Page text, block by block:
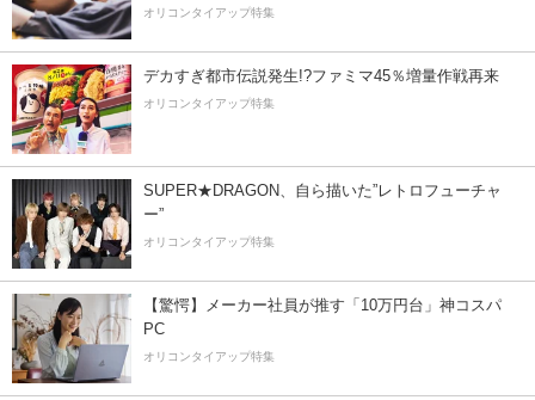
オリコンタイアップ特集
デカすぎ都市伝説発生!?ファミマ45％増量作戦再来
オリコンタイアップ特集
SUPER★DRAGON、自ら描いた”レトロフューチャ
ー”
オリコンタイアップ特集
【驚愕】メーカー社員が推す「10万円台」神コスパ
PC
オリコンタイアップ特集